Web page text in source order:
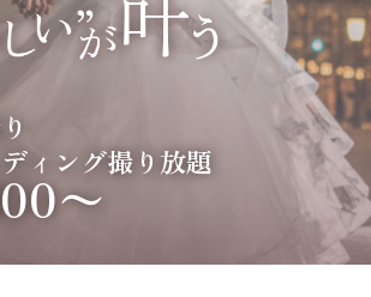
ィング撮り放題
〜